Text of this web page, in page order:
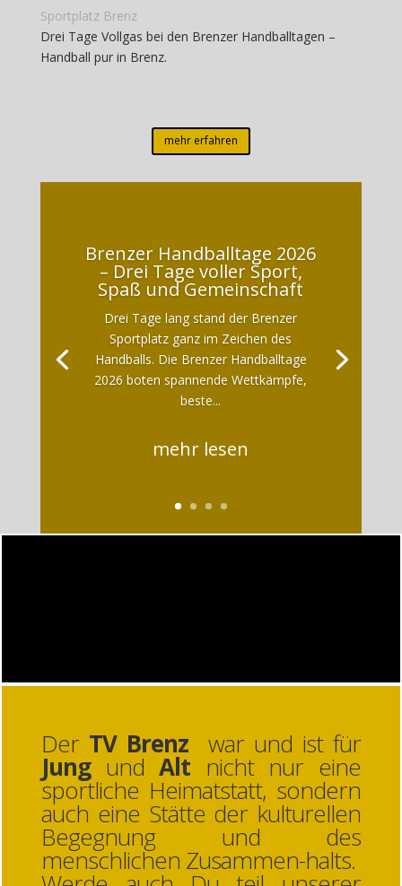
Sportplatz Brenz
Drei Tage Vollgas bei den Brenzer Handballtagen –
Handball pur in Brenz.
mehr erfahren
Brenzer Handballtage 2026
– Drei Tage voller Sport,
Spaß und Gemeinschaft
Drei Tage lang stand der Brenzer
Sportplatz ganz im Zeichen des
Handballs. Die Brenzer Handballtage
2026 boten spannende Wettkämpfe,
beste...
mehr lesen
Der TV Brenz war und ist für
JungundAlt nicht nur eine
sportliche Heimatstatt, sondern
auch eine Stätte der kulturellen
Begegnung und des
menschlichen Zusammen-halts.